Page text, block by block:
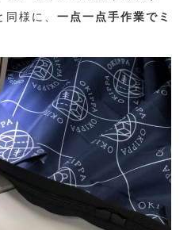
様に、 一点一点手作業でミ